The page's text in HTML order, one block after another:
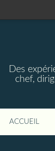
Des
chef,
ACCUEIL